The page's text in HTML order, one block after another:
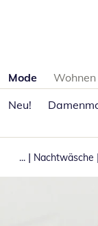
Mode Wohnen
Neu!
... | Nachtwäsche |